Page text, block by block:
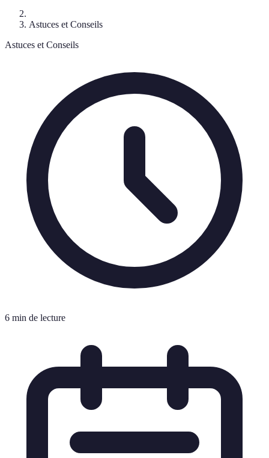
Astuces et Conseils
Astuces et Conseils
6 min de lecture